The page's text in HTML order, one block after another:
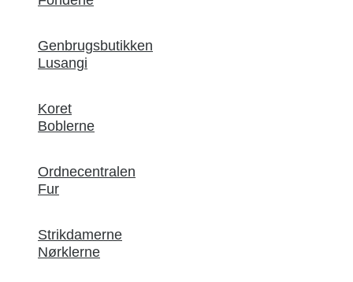
Genbrugsbutikken
Lusangi
Koret
Boblerne
Ordnecentralen
Fur
Strikdamerne
Nørklerne